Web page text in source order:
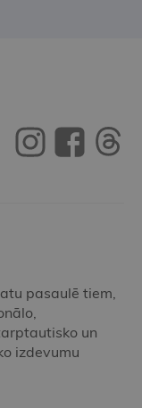
pasaulē tiem,
un
izdevumu